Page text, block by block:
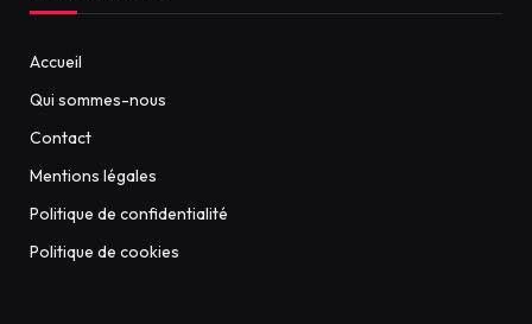
Accueil
Qui sommes-nous
Contact
Mentions légales
Politique de confidentialité
Politique de cookies